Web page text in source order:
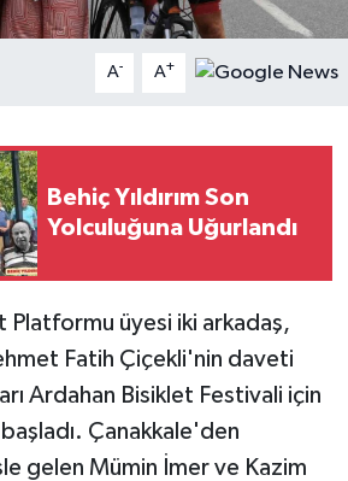
A- A+
Behiç Yıldırım Son
Yolculuğuna Uğurlandı
Platformu üyesi iki arkadaş,
Fatih Çiçekli'nin daveti
Ardahan Bisiklet Festivali için
Çanakkale'den
gelen Mümin İmer ve Kazim